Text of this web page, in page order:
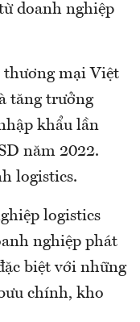
doanh nghiệp
thương mại Việt
tăng trưởng
khẩu lần
năm 2022.
logistics.
logistics
nghiệp phát
biệt với những
chính, kho